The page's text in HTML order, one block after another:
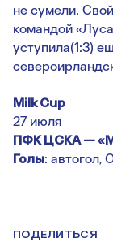
не сумели.
командой
уступила(1:3)
Milk Cup
27 июля
ПФК ЦСКА —
Голы: автогол,
ПОДЕЛИТЬСЯ